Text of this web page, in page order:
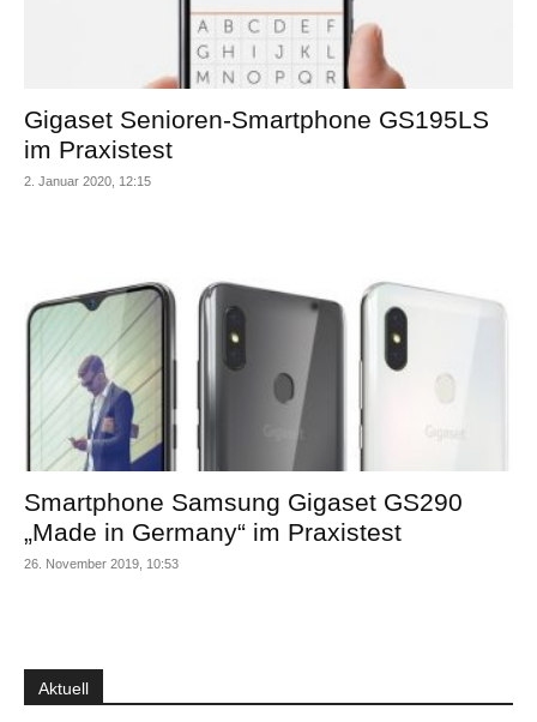
Gigaset Senioren-Smartphone GS195LS
im Praxistest
2. Januar 2020, 12:15
Smartphone Samsung Gigaset GS290
„Made in Germany“ im Praxistest
26. November 2019, 10:53
Aktuell